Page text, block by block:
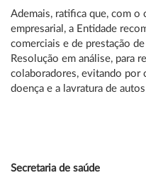
Ademais, ratifica que, com
empresarial, a Entidade
comerciais e de prestação
Resolução em análise, para
colaboradores, evitando por
doença e a lavratura de
Secretaria de saúde